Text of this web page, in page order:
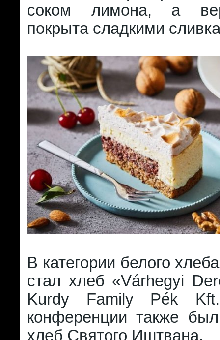
соком лимона, а
покрыта сладкими
В категории белого
стал хлеб «Várhegyi
Kurdy Family Pék
конференции также
хлеб Святого Иштвана.